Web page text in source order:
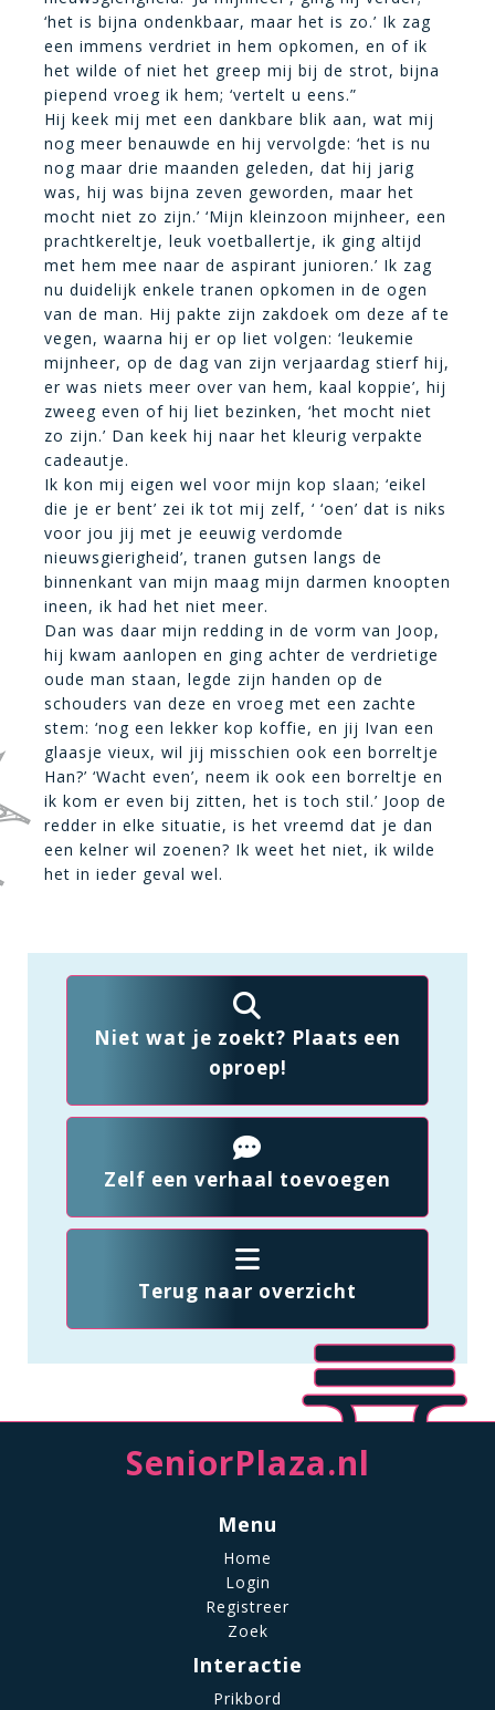
‘het is bijna ondenkbaar, maar het is zo.’ Ik zag
een immens verdriet in hem opkomen, en of ik
het wilde of niet het greep mij bij de strot, bijna
piepend vroeg ik hem; ‘vertelt u eens.”
Hij keek mij met een dankbare blik aan, wat mij
nog meer benauwde en hij vervolgde: ‘het is nu
nog maar drie maanden geleden, dat hij jarig
was, hij was bijna zeven geworden, maar het
mocht niet zo zijn.’ ‘Mijn kleinzoon mijnheer, een
prachtkereltje, leuk voetballertje, ik ging altijd
met hem mee naar de aspirant junioren.’ Ik zag
nu duidelijk enkele tranen opkomen in de ogen
van de man. Hij pakte zijn zakdoek om deze af te
vegen, waarna hij er op liet volgen: ‘leukemie
mijnheer, op de dag van zijn verjaardag stierf hij,
er was niets meer over van hem, kaal koppie’, hij
zweeg even of hij liet bezinken, ‘het mocht niet
zo zijn.’ Dan keek hij naar het kleurig verpakte
cadeautje.
Ik kon mij eigen wel voor mijn kop slaan; ‘eikel
die je er bent’ zei ik tot mij zelf, ‘ ‘oen’ dat is niks
voor jou jij met je eeuwig verdomde
nieuwsgierigheid’, tranen gutsen langs de
binnenkant van mijn maag mijn darmen knoopten
ineen, ik had het niet meer.
Dan was daar mijn redding in de vorm van Joop,
hij kwam aanlopen en ging achter de verdrietige
oude man staan, legde zijn handen op de
schouders van deze en vroeg met een zachte
stem: ‘nog een lekker kop koffie, en jij Ivan een
glaasje vieux, wil jij misschien ook een borreltje
Han?’ ‘Wacht even’, neem ik ook een borreltje en
ik kom er even bij zitten, het is toch stil.’ Joop de
redder in elke situatie, is het vreemd dat je dan
een kelner wil zoenen? Ik weet het niet, ik wilde
het in ieder geval wel.
Niet wat je zoekt? Plaats een
oproep!
Zelf een verhaal toevoegen
Terug naar overzicht
SeniorPlaza.nl
Menu
Home
Login
Registreer
Zoek
Interactie
Prikbord